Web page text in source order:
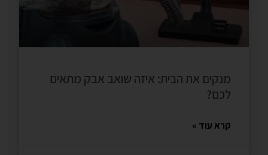
מנקים את הבית: איזה שואב אבק מתאים
לכם?
קרא עוד »